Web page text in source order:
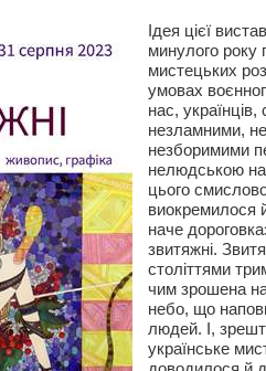
Ідея цієї
минулого року
мистецьких
умовах
нас,
незламними,
незборимими
нелюдською
цього
виокремилося
наче
звитяжні.
століттями
чим зрошена
небо, що
людей. І,
українське